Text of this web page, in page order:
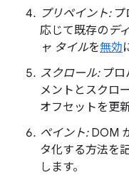
プリペイント:プ
応じて既存の デ
ャ タイルを無効
スクロール:プロ
メントとスクロ
オフセットを更新
ペイント:DOM
タ化する方法を
します。